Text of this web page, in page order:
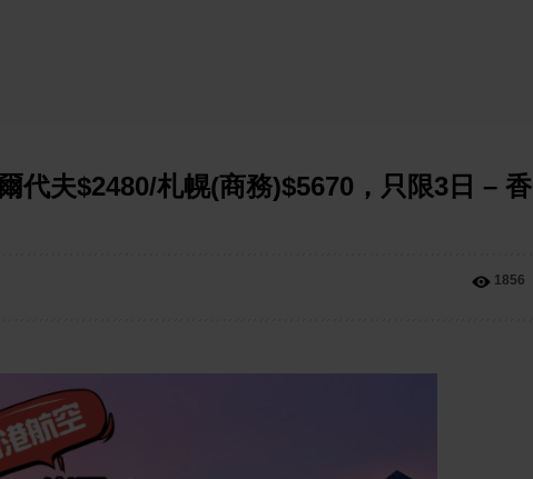
代夫$2480/札幌(商務)$5670，只限3日 – 香
1856